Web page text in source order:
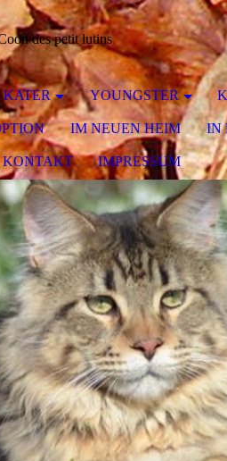
des petit lutins
KATER YOUNGSTER
IM NEUEN HEIM IN
KONTAKT IMPRESSUM